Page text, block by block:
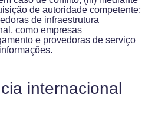
de autoridade competente;
de infraestrutura
como empresas
e provedoras de serviço
internacional